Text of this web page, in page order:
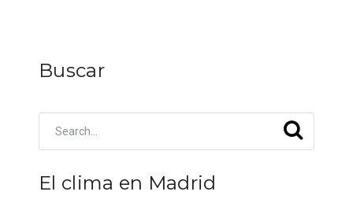
Buscar
El clima en Madrid